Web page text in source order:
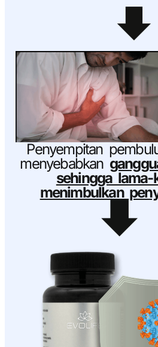
Penyempitan
menyebabkan
sehingga lama-
menimbulkan